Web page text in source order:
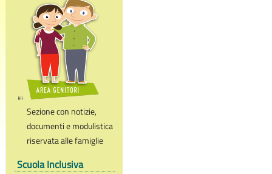
Sezione con notizie,
documenti e modulistica
riservata alle famiglie
Scuola Inclusiva